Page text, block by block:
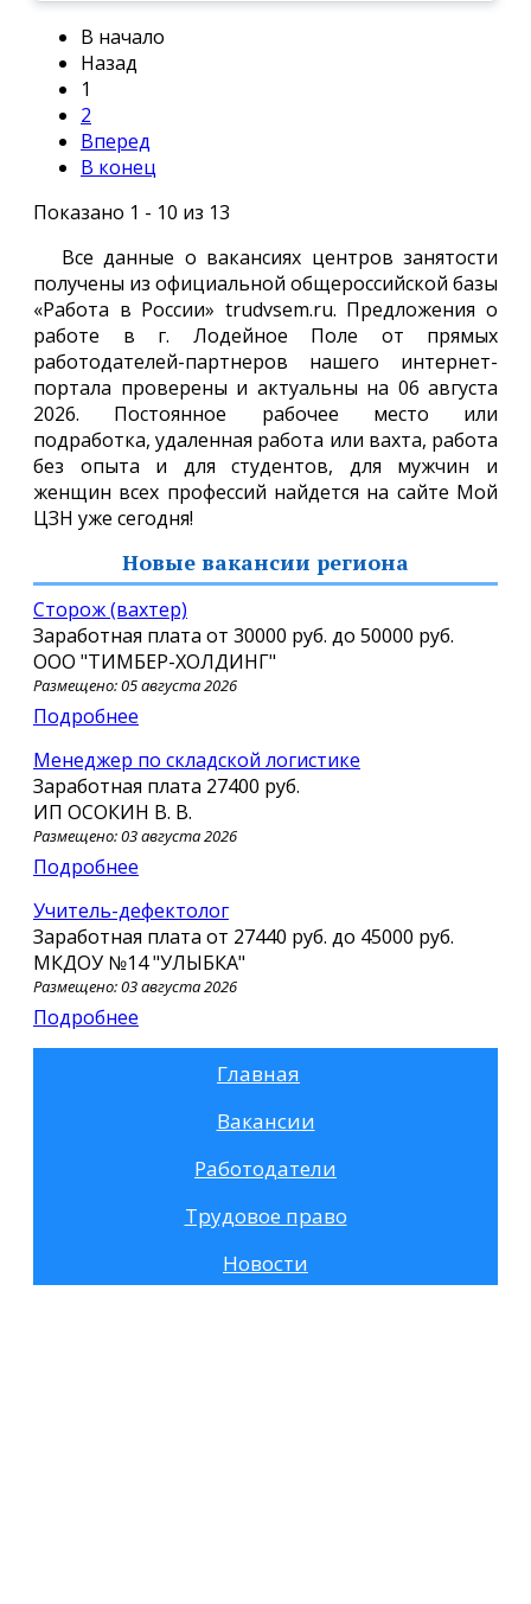
В начало
Назад
1
2
Вперед
В конец
Показано 1 - 10 из 13
Все данные о вакансиях центров занятости
получены из официальной общероссийской базы
«Работа в России» trudvsem.ru. Предложения о
работе в г. Лодейное Поле от прямых
работодателей-партнеров нашего интернет-
портала проверены и актуальны на 06 августа
2026. Постоянное рабочее место или
подработка, удаленная работа или вахта, работа
без опыта и для студентов, для мужчин и
женщин всех профессий найдется на сайте Мой
ЦЗН уже сегодня!
Новые вакансии региона
Сторож (вахтер)
Заработная плата от 30000 руб. до 50000 руб.
ООО "ТИМБЕР-ХОЛДИНГ"
Размещено: 05 августа 2026
Подробнее
Менеджер по складской логистике
Заработная плата 27400 руб.
ИП ОСОКИН В. В.
Размещено: 03 августа 2026
Подробнее
Учитель-дефектолог
Заработная плата от 27440 руб. до 45000 руб.
МКДОУ №14 "УЛЫБКА"
Размещено: 03 августа 2026
Подробнее
Главная
Вакансии
Работодатели
Трудовое право
Новости